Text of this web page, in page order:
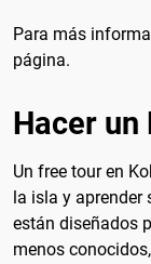
Para más
página.
Hacer un
Un free tour en
la isla y
están diseñados
menos